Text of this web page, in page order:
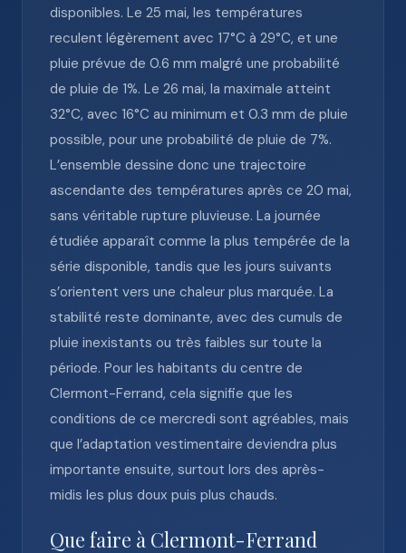
disponibles. Le 25 mai, les températures
reculent légèrement avec 17°C à 29°C, et une
pluie prévue de 0.6 mm malgré une probabilité
de pluie de 1%. Le 26 mai, la maximale atteint
32°C, avec 16°C au minimum et 0.3 mm de pluie
possible, pour une probabilité de pluie de 7%.
L’ensemble dessine donc une trajectoire
ascendante des températures après ce 20 mai,
sans véritable rupture pluvieuse. La journée
étudiée apparaît comme la plus tempérée de la
série disponible, tandis que les jours suivants
s’orientent vers une chaleur plus marquée. La
stabilité reste dominante, avec des cumuls de
pluie inexistants ou très faibles sur toute la
période. Pour les habitants du centre de
Clermont-Ferrand, cela signifie que les
conditions de ce mercredi sont agréables, mais
que l’adaptation vestimentaire deviendra plus
importante ensuite, surtout lors des après-
midis les plus doux puis plus chauds.
Que faire à Clermont-Ferrand